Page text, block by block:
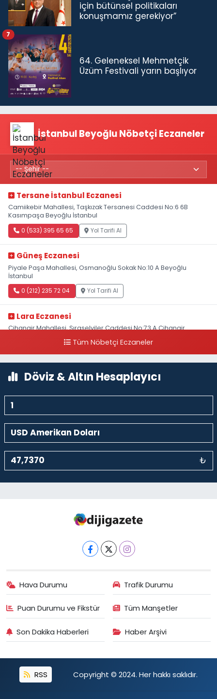
için bütünsel politikaları
konuşmamız gerekiyor”
64. Geleneksel Mehmetçik
Üzüm Festivali yarın başlıyor
7
İstanbul Beyoğlu Nöbetçi Eczaneler
Tersane İstanbul Eczanesi
Camiikebir Mahallesi, Taşkızak Tersanesi Caddesi No:6 6B
Kasımpaşa Beyoğlu İstanbul
0 (533) 395 65 65 Yol Tarifi Al
Güneş Eczanesi
Piyale Paşa Mahallesi, Osmanoğlu Sokak No:10 A Beyoğlu
İstanbul
0 (212) 235 72 04 Yol Tarifi Al
Lara Eczanesi
Cihangir Mahallesi, Sıraselviler Caddesi No:73 A Cihangir
Tüm Nöbetçi Eczaneler
Döviz & Altın Hesaplayıcı
₺
Hava Durumu Trafik Durumu
Puan Durumu ve Fikstür Tüm Manşetler
Son Dakika Haberleri Haber Arşivi
RSS Copyright © 2024. Her hakkı saklıdır.